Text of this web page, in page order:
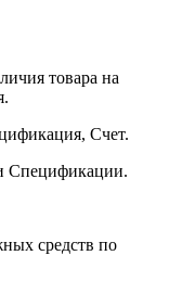
товара на
Счет.
Спецификации.
средств по